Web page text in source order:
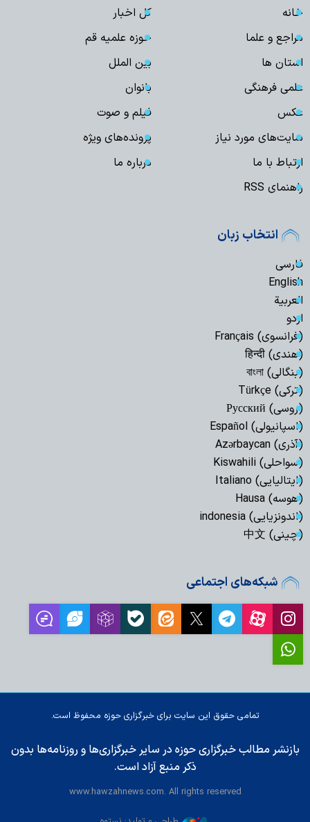
خانه
کل اخبار
مراجع و علما
حوزه علمیه قم
استان ها
بین الملل
علمی فرهنگی
بانوان
عکس
فیلم و صوت
سایت‌های مورد نیاز
پرونده‌های ویژه
ارتباط با ما
درباره ما
راهنمای RSS
انتخاب زبان
فارسی
English
العربیة
اردو
(فرانسوی) Français
(هندی) हिन्दी
(بنگالی) বাংলা
(ترکی) Türkçe
(روسی) Русский
(اسپانیولی) Español
(آذری) Azərbaycan
(سواحلی) Kiswahili
(ایتالیایی) Italiano
(هوسه) Hausa
(اندونزیایی) indonesia
(چینی) 中文
شبکه‌های اجتماعی
تمامی حقوق این سایت برای خبرگزاری حوزه محفوظ است.
بازنشر مطالب خبرگزاری حوزه در سایر خبرگزاری‌ها و روزنامه‌ها بدون
ذکر منبع آزاد است.
www.hawzahnews.com. All rights reserved